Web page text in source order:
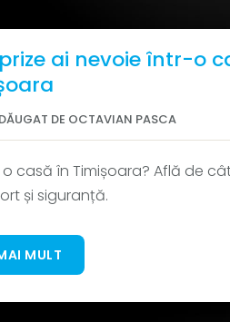
ai nevoie într-o
DE OCTAVIAN PASCA
casă în Timișoara? Află de
și siguranță.
MULT